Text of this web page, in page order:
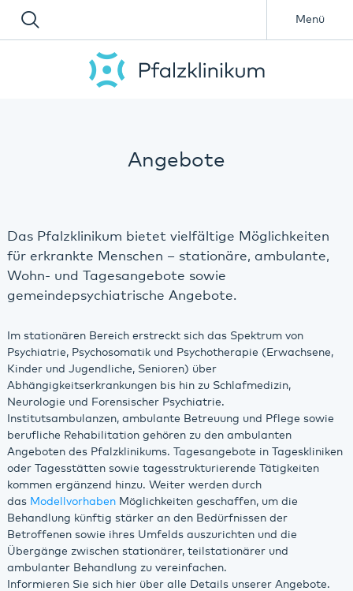
Menü
Angebote
Das Pfalzklinikum bietet vielfältige Möglichkeiten
für erkrankte Menschen – stationäre, ambulante,
Wohn- und Tagesangebote sowie
gemeindepsychiatrische Angebote.
Im stationären Bereich erstreckt sich das Spektrum von
Psychiatrie, Psychosomatik und Psychotherapie (Erwachsene,
Kinder und Jugendliche, Senioren) über
Abhängigkeitserkrankungen bis hin zu Schlafmedizin,
Neurologie und Forensischer Psychiatrie.
Institutsambulanzen, ambulante Betreuung und Pflege sowie
berufliche Rehabilitation gehören zu den ambulanten
Angeboten des Pfalzklinikums. Tagesangebote in Tageskliniken
oder Tagesstätten sowie tagesstrukturierende Tätigkeiten
kommen ergänzend hinzu. Weiter werden durch
das ModellvorhabenMöglichkeiten geschaffen, um die
Behandlung künftig stärker an den Bedürfnissen der
Betroffenen sowie ihres Umfelds auszurichten und die
Übergänge zwischen stationärer, teilstationärer und
ambulanter Behandlung zu vereinfachen.
Informieren Sie sich hier über alle Details unserer Angebote.